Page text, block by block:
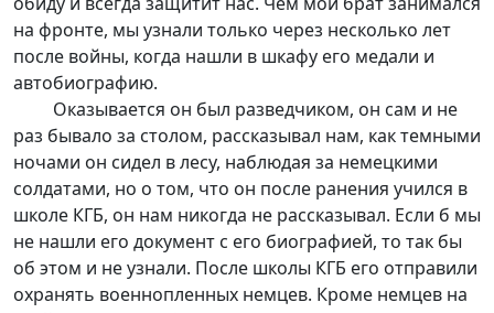
на фронте, мы узнали только через несколько лет
после войны, когда нашли в шкафу его медали и
автобиографию.
Оказывается он был разведчиком, он сам и не
раз бывало за столом, рассказывал нам, как темными
ночами он сидел в лесу, наблюдая за немецкими
солдатами, но о том, что он после ранения учился в
школе КГБ, он нам никогда не рассказывал. Если б мы
не нашли его документ с его биографией, то так бы
об этом и не узнали. После школы КГБ его отправили
охранять военнопленных немцев. Кроме немцев на